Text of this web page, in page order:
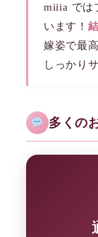
miiia では
います！
嫁姿で最
しっかり
多くの